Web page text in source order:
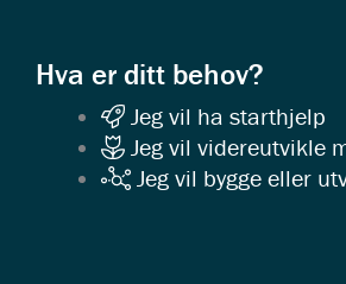
Hva er ditt behov?
Jeg vil ha starthjelp
Jeg vil videreutvikle
Jeg vil bygge eller